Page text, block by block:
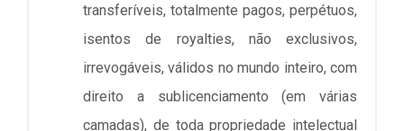
transferíveis, totalmente pagos, perpétuos,
isentos de royalties, não exclusivos,
irrevogáveis, válidos no mundo inteiro, com
direito a sublicenciamento (em várias
camadas), de toda propriedade intelectual